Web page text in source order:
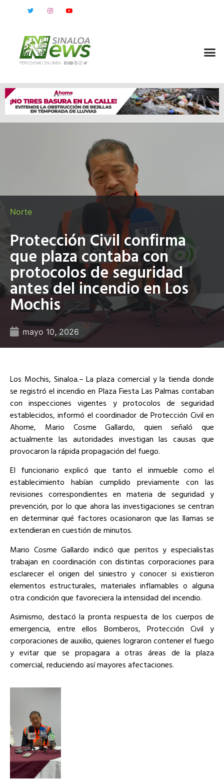
Norte
Protección Civil confirma
que plaza contaba con
protocolos de seguridad
antes del incendio en Los
Mochis
mayo 10, 2026
Los Mochis, Sinaloa.– La plaza comercial y la tienda donde
se registró el incendio en Plaza Fiesta Las Palmas contaban
con inspecciones vigentes y protocolos de seguridad
establecidos, informó el coordinador de Protección Civil en
Ahome, Mario Cosme Gallardo, quien señaló que
actualmente las autoridades investigan las causas que
provocaron la rápida propagación del fuego.
El funcionario explicó que tanto el inmueble como el
establecimiento habían cumplido previamente con las
revisiones correspondientes en materia de seguridad y
prevención, por lo que ahora las investigaciones se centran
en determinar qué factores ocasionaron que las llamas se
extendieran en cuestión de minutos.
Mario Cosme Gallardo indicó que peritos y especialistas
trabajan en coordinación con distintas corporaciones para
esclarecer el origen del siniestro y conocer si existieron
elementos estructurales, materiales inflamables o alguna
otra condición que favoreciera la intensidad del incendio.
Asimismo, destacó la pronta respuesta de los cuerpos de
emergencia, entre ellos Bomberos, Protección Civil y
corporaciones de auxilio, quienes lograron contener el fuego
y evitar que se propagara a otras áreas de la plaza
comercial, reduciendo así mayores afectaciones.